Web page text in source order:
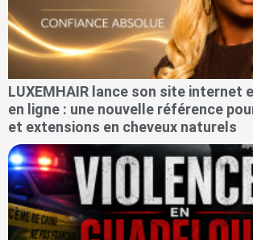
LUXEMHAIR lance son site internet
en ligne : une nouvelle référence
et extensions en cheveux naturels